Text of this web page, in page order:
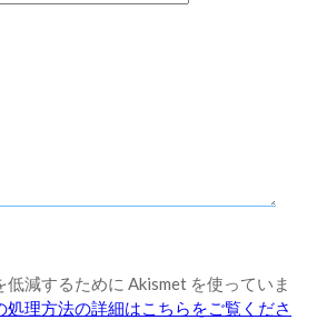
減するために Akismet を使っていま
処理方法の詳細はこちらをご覧くださ